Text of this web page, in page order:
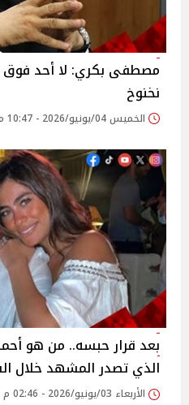
مصطفى بكري: لا أحد فوق
نخنوخ
الخميس 04/يونيو/2026 - 10:47 م
بعد قرار حبسه.. من هو
الذي تصدر المشهد خلال
الأربعاء 03/يونيو/2026 - 02:46 م